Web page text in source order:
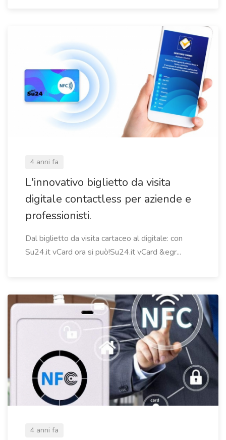
4 anni fa
L'innovativo biglietto da visita
digitale contactless per aziende e
professionisti.
Dal biglietto da visita cartaceo al digitale: con
Su24.it vCard ora si può!Su24.it vCard &egr...
4 anni fa